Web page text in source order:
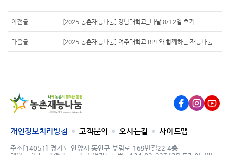
이전글 [2025 농촌재능나눔] 강남대학교_나날 8/12일 후기
다음글 [2025 농촌재능나눔] 여주대학교 RPT와 함께하는 재능나눔
농촌
개인정보처리방침 고객문의 오시는길 사이트맵
주소 [14051] 경기도 안양시 동안구 부림로 169번길22 4층
FacebookInstagram